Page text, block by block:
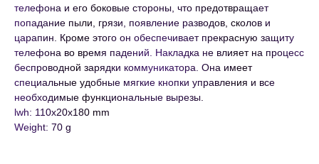
телефона и его боковые стороны, что предотвращает
попадание пыли, грязи, появление разводов, сколов и
царапин. Кроме этого он обеспечивает прекрасную защиту
телефона во время падений. Накладка не влияет на процесс
беспроводной зарядки коммуникатора. Она имеет
специальные удобные мягкие кнопки управления и все
необходимые функциональные вырезы.
lwh: 110x20x180 mm
Weight: 70 g